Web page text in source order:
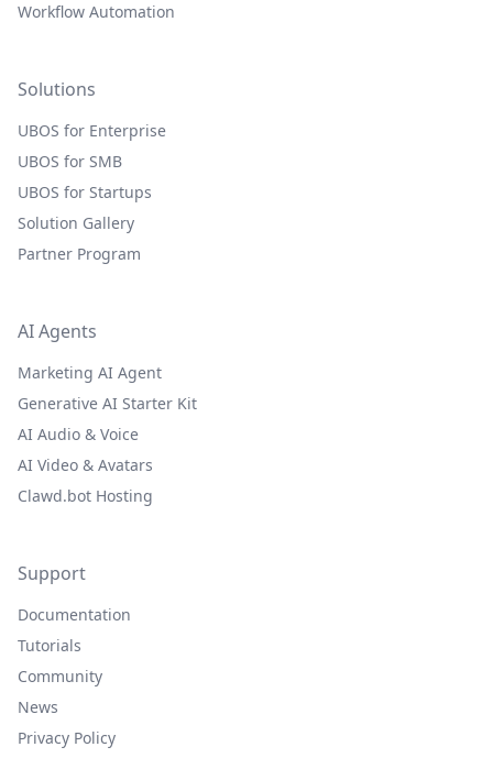
Workflow Automation
Solutions
UBOS for Enterprise
UBOS for SMB
UBOS for Startups
Solution Gallery
Partner Program
AI Agents
Marketing AI Agent
Generative AI Starter Kit
AI Audio & Voice
AI Video & Avatars
Clawd.bot Hosting
Support
Documentation
Tutorials
Community
News
Privacy Policy